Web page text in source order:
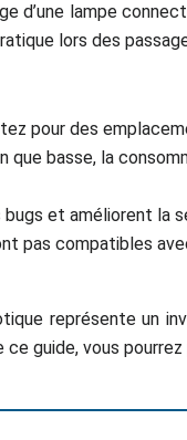
d’une lampe
lors des
pour des
que basse, la
et améliorent la
pas compatibles
représente un
guide, vous